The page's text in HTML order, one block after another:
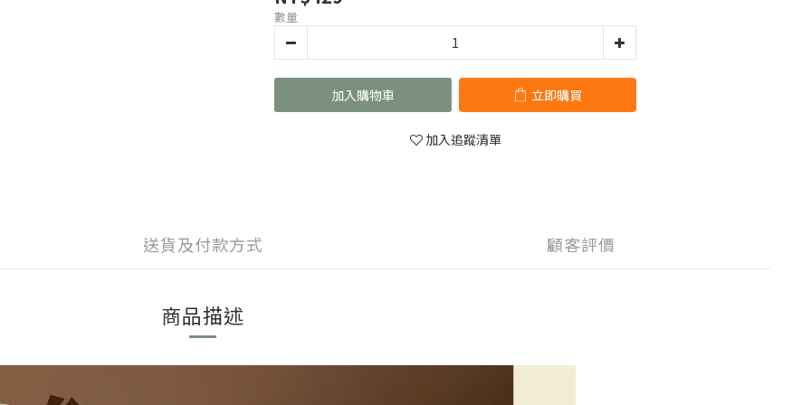
數量
加入購物車 立即購買
加入追蹤清單
送貨及付款方式 顧客評價
商品描述